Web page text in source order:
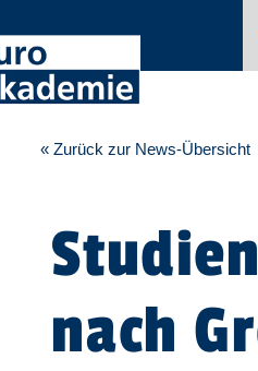
« Zurück zur News-Übersicht
nach